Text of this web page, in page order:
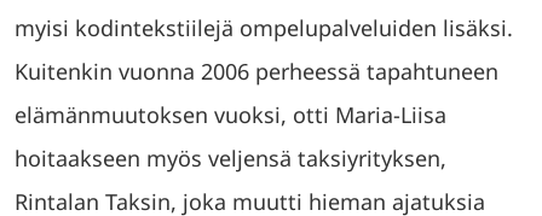
myisi kodintekstiilejä ompelupalveluiden lisäksi.
Kuitenkin vuonna 2006 perheessä tapahtuneen
elämänmuutoksen vuoksi, otti Maria-Liisa
hoitaakseen myös veljensä taksiyrityksen,
Rintalan Taksin, joka muutti hieman ajatuksia